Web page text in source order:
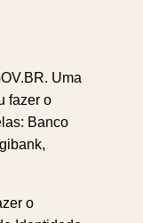
Uma
fazer o
Banco
o